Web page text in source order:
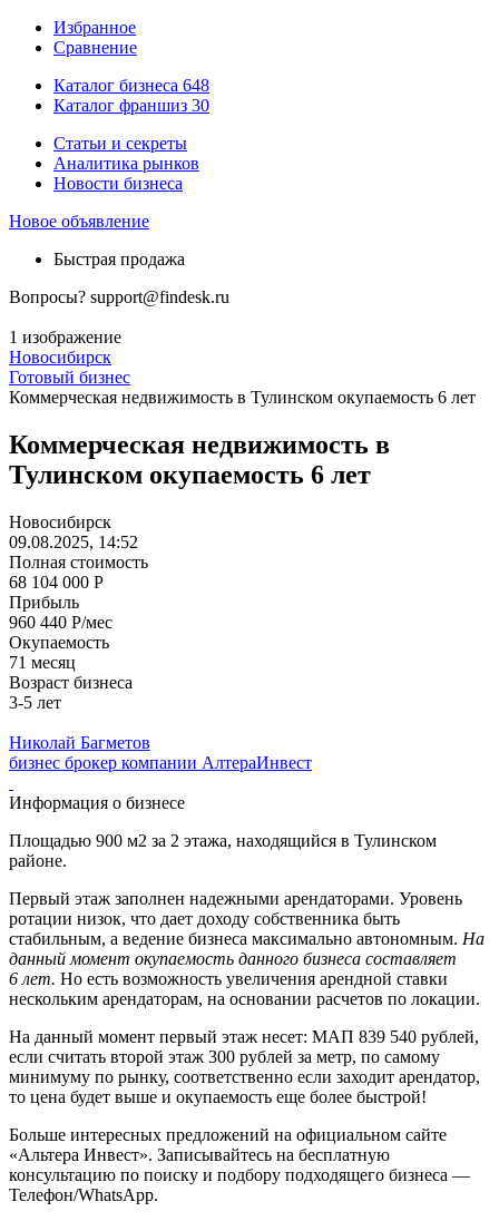
Избранное
Сравнение
Каталог бизнеса 648
Каталог франшиз 30
Статьи и секреты
Аналитика рынков
Новости бизнеса
Новое объявление
Быстрая продажа
Вопросы? support@findesk.ru
1 изображение
Новосибирск
Готовый бизнес
Коммерческая недвижимость в Тулинском окупаемость 6 лет
Коммерческая недвижимость в
Тулинском окупаемость 6 лет
Новосибирск
09.08.2025, 14:52
Полная стоимость
68 104 000 Р
Прибыль
960 440 Р/мес
Окупаемость
71 месяц
Возраст бизнеса
3-5 лет
Николай Багметов
бизнес брокер компании АлтераИнвест
Информация о бизнесе
Площадью 900 м2 за 2 этажа, находящийся в Тулинском
районе.
Первый этаж заполнен надежными арендаторами. Уровень
ротации низок, что дает доходу собственника быть
стабильным, а ведение бизнеса максимально автономным. На
данный момент окупаемость данного бизнеса составляет
6 лет. Но есть возможность увеличения арендной ставки
нескольким арендаторам, на основании расчетов по локации.
На данный момент первый этаж несет: МАП 839 540 рублей,
если считать второй этаж 300 рублей за метр, по самому
минимуму по рынку, соответственно если заходит арендатор,
то цена будет выше и окупаемость еще более быстрой!
Больше интересных предложений на официальном сайте
«Альтера Инвест». Записывайтесь на бесплатную
консультацию по поиску и подбору подходящего бизнеса —
Телефон/WhatsApp.